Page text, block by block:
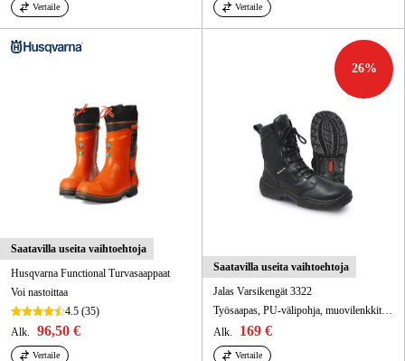
Vertaile Vertaile
Saatavilla useita vaihtoehtoja
Husqvarna Functional Turvasaappaat
Voi nastoittaa
4.5 (35)
Alk.
96,50 €
Vertaile
26%
Saatavilla useita vaihtoehtoja
Jalas Varsikengät 3322
Työsaapas, PU-välipohja, muovilenkkituki, kumi-ulkopohja, päällismateriaali pintanahka
Alk.
169 €
Vertaile